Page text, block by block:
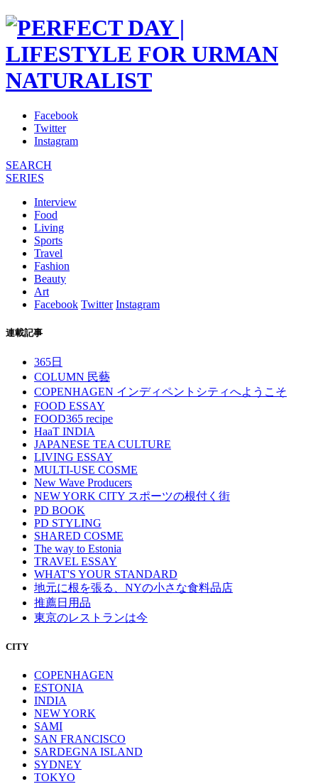
Facebook
Twitter
Instagram
SEARCH
SERIES
Interview
Food
Living
Sports
Travel
Fashion
Beauty
Art
Facebook Twitter Instagram
連載記事
365日
COLUMN 民藝
COPENHAGEN インディペントシティへようこそ
FOOD ESSAY
FOOD365 recipe
HaaT INDIA
JAPANESE TEA CULTURE
LIVING ESSAY
MULTI-USE COSME
New Wave Producers
NEW YORK CITY スポーツの根付く街
PD BOOK
PD STYLING
SHARED COSME
The way to Estonia
TRAVEL ESSAY
WHAT'S YOUR STANDARD
地元に根を張る、NYの小さな食料品店
推薦日用品
東京のレストランは今
CITY
COPENHAGEN
ESTONIA
INDIA
NEW YORK
SAMI
SAN FRANCISCO
SARDEGNA ISLAND
SYDNEY
TOKYO